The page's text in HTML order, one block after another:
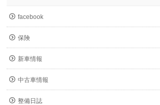
facebook
保険
新車情報
中古車情報
整備日誌